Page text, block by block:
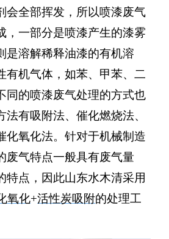
会全部挥发，所以喷漆废气
，一部分是喷漆产生的漆雾
是溶解稀释油漆的有机溶
有机气体，如苯、甲苯、二
同的喷漆废气处理的方式也
法有吸附法、催化燃烧法、
化氧化法。针对于机械制造
废气特点一般具有废气量
特点，因此山东水木清采用
氧化+活性炭吸附的处理工